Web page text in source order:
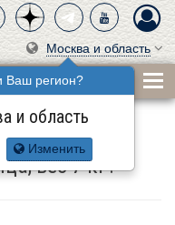
Москва и область
Ваш регион?
и область
Изменить
вес 7 кг?